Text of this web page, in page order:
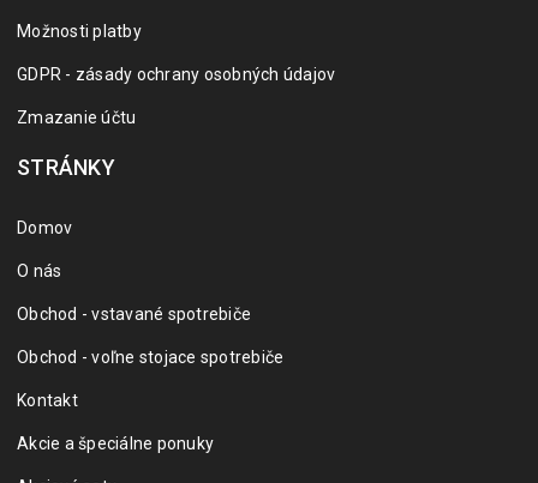
Možnosti platby
GDPR - zásady ochrany osobných údajov
Zmazanie účtu
STRÁNKY
Domov
O nás
Obchod - vstavané spotrebiče
Obchod - voľne stojace spotrebiče
Kontakt
Akcie a špeciálne ponuky